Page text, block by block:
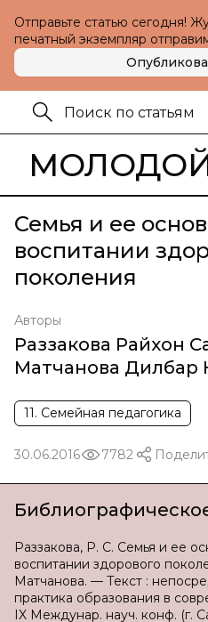
Отправьте статью сегодня!
печатный экземпляр
Семья и ее
воспитании
поколения
Авторы
Раззакова Райхон
Матчанова Дилбар
11. Семейная педагогика
30.06.2016 7782
Раззакова, Р. С. Семья и ее
воспитании здорового
Матчанова. — Текст :
практика образования в
IX Междунар. науч. конф. (г.